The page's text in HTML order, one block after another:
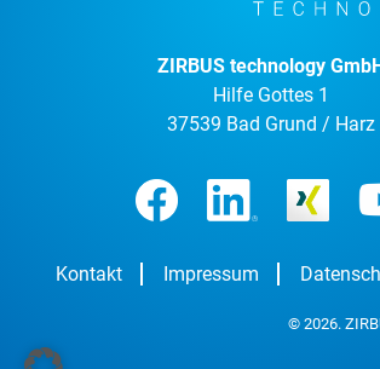
ZIRBUS technology
Hilfe Gottes 1
37539 Bad Grund / Harz
Kontakt Impressum
© 2026.